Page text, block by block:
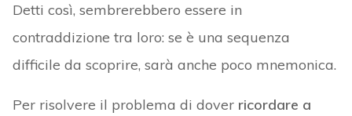
Detti così, sembrerebbero essere in
contraddizione tra loro: se è una sequenza
difficile da scoprire, sarà anche poco mnemonica.
Per risolvere il problema di dover ricordare a